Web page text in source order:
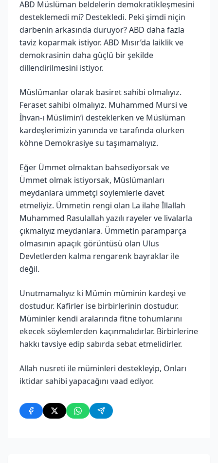
ABD Müslüman beldelerin demokratikleşmesini
desteklemedi mi? Destekledi. Peki şimdi niçin
darbenin arkasında duruyor? ABD daha fazla
taviz koparmak istiyor. ABD Mısır’da laiklik ve
demokrasinin daha güçlü bir şekilde
dillendirilmesini istiyor.
Müslümanlar olarak basiret sahibi olmalıyız.
Feraset sahibi olmalıyız. Muhammed Mursi ve
İhvan-ı Müslimin’i desteklerken ve Müslüman
kardeşlerimizin yanında ve tarafında olurken
köhne Demokrasiye su taşımamalıyız.
Eğer Ümmet olmaktan bahsediyorsak ve
Ümmet olmak istiyorsak, Müslümanları
meydanlara ümmetçi söylemlerle davet
etmeliyiz. Ümmetin rengi olan La ilahe İllallah
Muhammed Rasulallah yazılı rayeler ve livalarla
çıkmalıyız meydanlara. Ümmetin paramparça
olmasının apaçık görüntüsü olan Ulus
Devletlerden kalma rengarenk bayraklar ile
değil.
Unutmamalıyız ki Mümin müminin kardeşi ve
dostudur. Kafirler ise birbirlerinin dostudur.
Müminler kendi aralarında fitne tohumlarını
ekecek söylemlerden kaçınmalıdırlar. Birbirlerine
hakkı tavsiye edip sabırda sebat etmelidirler.
Allah nusreti ile müminleri destekleyip, Onları
iktidar sahibi yapacağını vaad ediyor.